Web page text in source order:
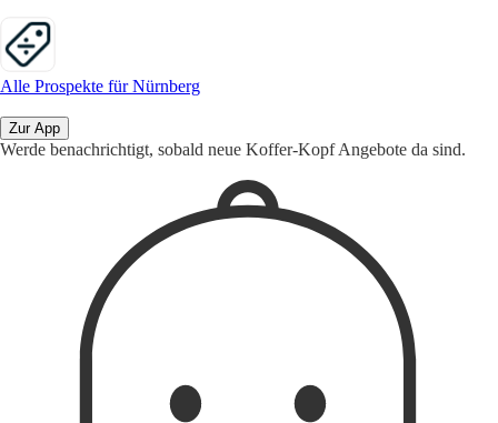
Alle Prospekte für Nürnberg
Zur App
Werde benachrichtigt, sobald neue Koffer-Kopf Angebote da sind.